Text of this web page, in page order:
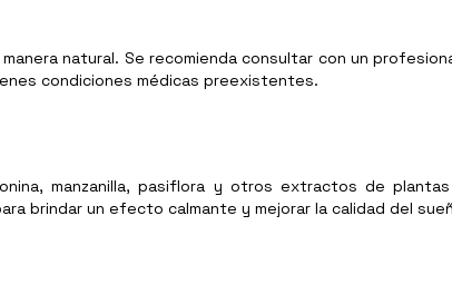
natural. Se recomienda consultar con un
condiciones médicas preexistentes.
manzanilla, pasiflora y otros extractos de
brindar un efecto calmante y mejorar la calidad del